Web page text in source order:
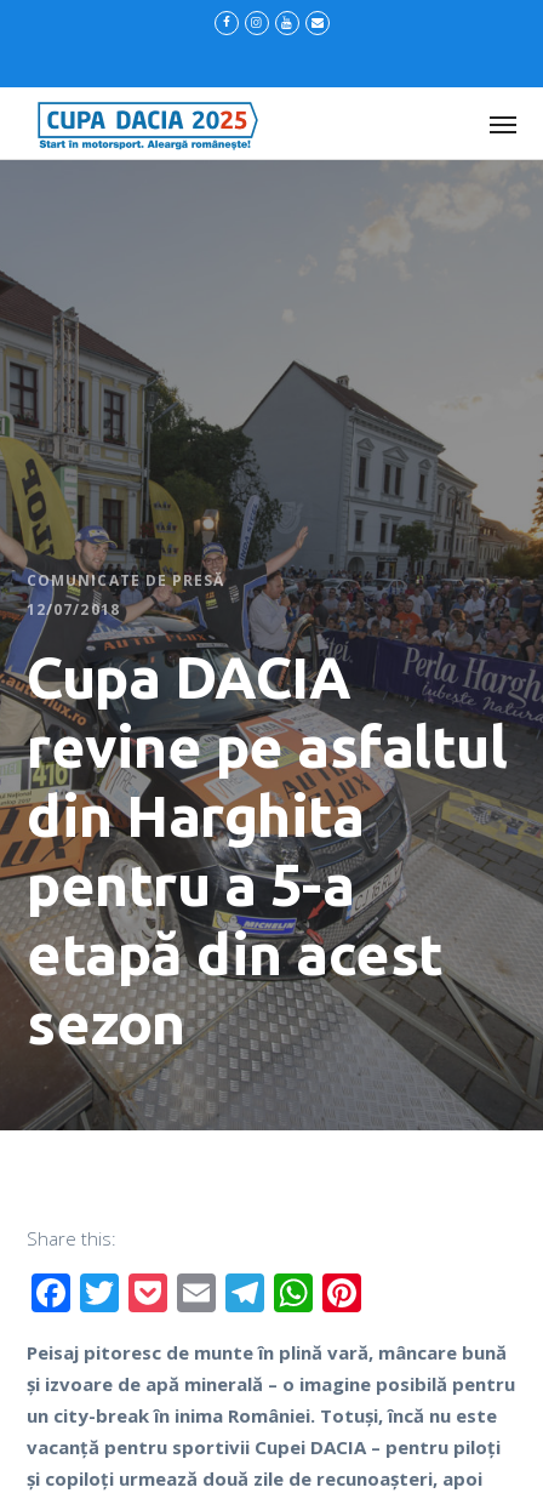
COMUNICATE DE PRESĂ
12/07/2018
Cupa DACIA
revine pe asfaltul
din Harghita
pentru a 5-a
etapă din acest
sezon
Share this:
Facebook
Twitter
Pocket
EmailTelegram
WhatsApp
Peisaj pitoresc de munte în plină vară, mâncare bună
și izvoare de apă minerală – o imagine posibilă pentru
un city-break în inima României. Totuși, încă nu este
vacanță pentru sportivii Cupei DACIA – pentru piloți
și copiloți urmează două zile de recunoașteri, apoi